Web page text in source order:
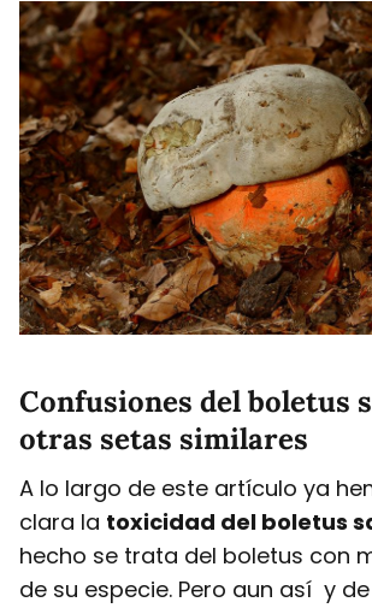
Confusiones del boletus
otras setas similares
A lo largo de este artículo ya
clara la toxicidad del boletus
hecho se trata del boletus con
de su especie. Pero aun así y